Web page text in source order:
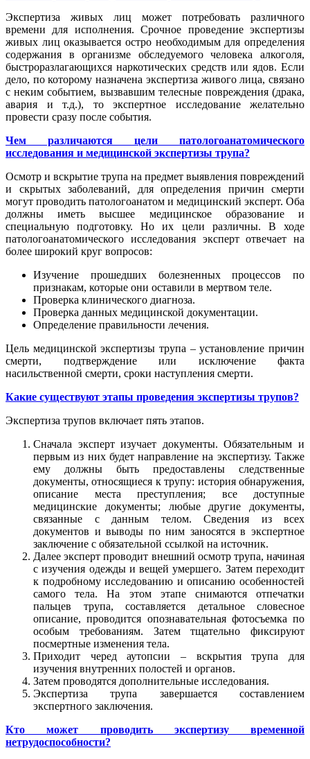
Экспертиза живых лиц может потребовать различного
времени для исполнения.
Срочное проведение экспертизы
живых лиц оказывается остро необходимым для определения
содержания в организме обследуемого человека алкоголя,
быстроразлагающихся наркотических средств или ядов. Если
дело, по которому назначена экспертиза живого лица, связано
с неким событием, вызвавшим телесные повреждения (драка,
авария и т.д.), то экспертное исследование желательно
провести сразу после события.
Чем различаются цели патологоанатомического
исследования и медицинской экспертизы трупа?
Осмотр и вскрытие трупа на предмет выявления повреждений
и скрытых заболеваний, для определения причин смерти
могут проводить патологоанатом и медицинский эксперт. Оба
должны иметь высшее медицинское образование и
специальную подготовку. Но их цели различны. В ходе
патологоанатомического исследования эксперт отвечает на
более широкий круг вопросов:
Изучение прошедших болезненных процессов по
признакам, которые они оставили в мертвом теле.
Проверка клинического диагноза.
Проверка данных медицинской документации.
Определение правильности лечения.
Цель медицинской экспертизы трупа – установление причин
смерти, подтверждение или исключение факта
насильственной смерти, сроки наступления смерти.
Какие существуют этапы проведения экспертизы трупов?
Экспертиза трупов включает пять этапов.
Сначала эксперт изучает документы. Обязательным и
первым из них будет направление на экспертизу. Также
ему должны быть предоставлены следственные
документы, относящиеся к трупу: история обнаружения,
описание места преступления; все доступные
медицинские документы; любые другие документы,
связанные с данным телом. Сведения из всех
документов и выводы по ним заносятся в экспертное
заключение с обязательной ссылкой на источник.
Далее эксперт проводит внешний осмотр трупа, начиная
с изучения одежды и вещей умершего. Затем переходит
к подробному исследованию и описанию особенностей
самого тела. На этом этапе снимаются отпечатки
пальцев трупа, составляется детальное словесное
описание, проводится опознавательная фотосъемка по
особым требованиям. Затем тщательно фиксируют
посмертные изменения тела.
Приходит черед аутопсии – вскрытия трупа для
изучения внутренних полостей и органов.
Затем проводятся дополнительные исследования.
Экспертиза трупа завершается составлением
экспертного заключения.
Кто может проводить экспертизу временной
нетрудоспособности?